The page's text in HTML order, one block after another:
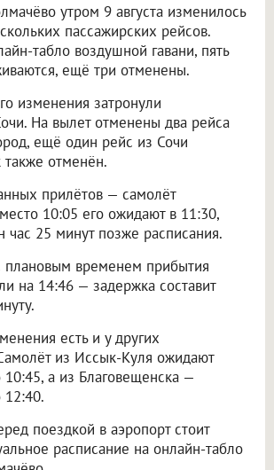
утром 9 августа изменилось
пассажирских рейсов.
табло воздушной гавани, пять
ещё три отменены.
изменения затронули
На вылет отменены два рейса
ещё один рейс из Сочи
отменён.
прилётов — самолёт
10:05 его ожидают в 11:30,
час 25 минут позже расписания.
плановым временем прибытия
на 14:46 — задержка составит
есть и у других
из Иссык-Куля ожидают
10:45, а из Благовещенска —
12:40.
поездкой в аэропорт стоит
расписание на онлайн-табло